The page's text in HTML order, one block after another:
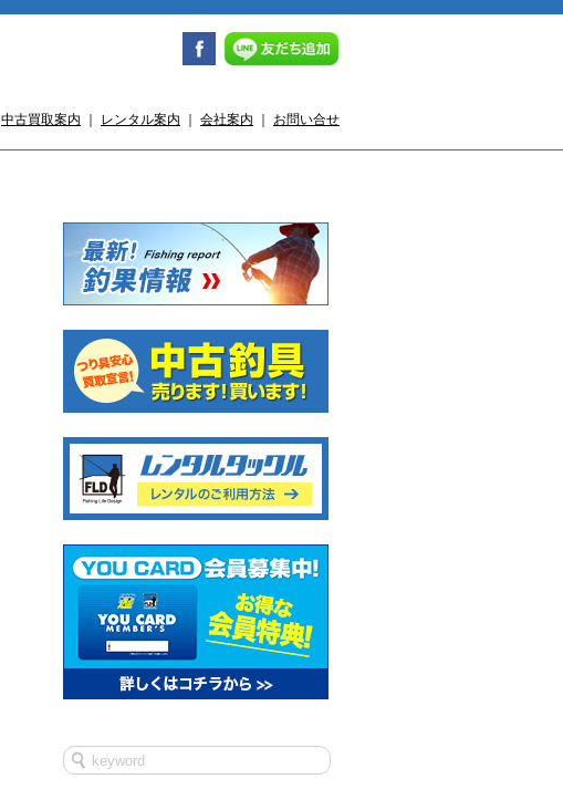
中古買取案内 レンタル案内 会社案内 お問い合せ